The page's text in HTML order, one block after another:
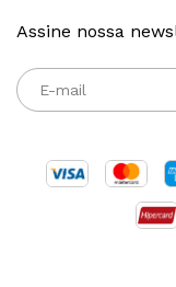
Assine nossa